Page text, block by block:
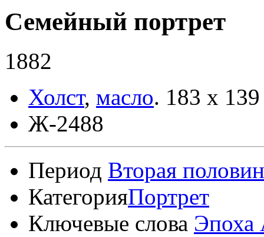
Семейный портрет
1882
Холст, масло. 183 х 139
Ж-2488
Период Вторая
КатегорияПортрет
Ключевые слова Эпоха